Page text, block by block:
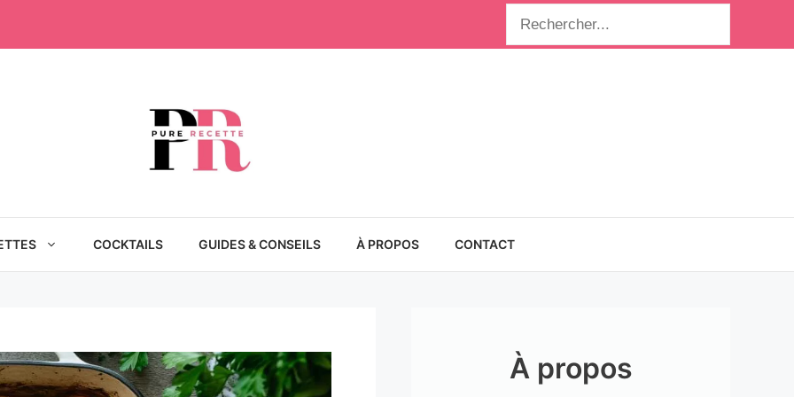
COCKTAILS GUIDES & CONSEILS À PROPOS CONTACT
À propos